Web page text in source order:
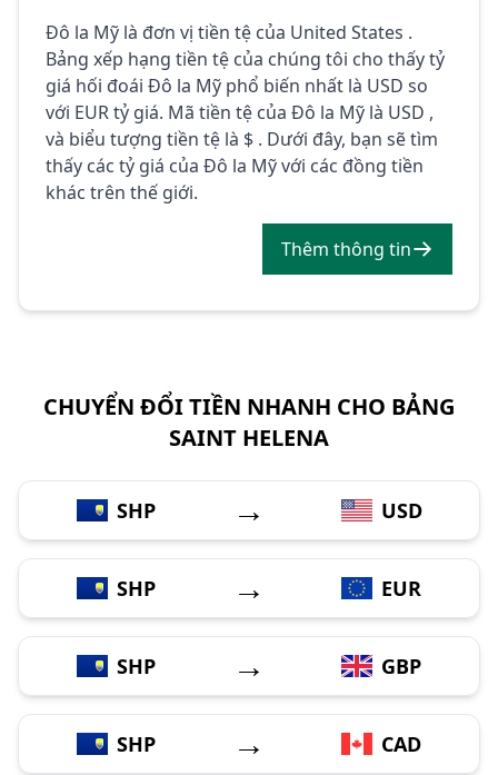
Đô la Mỹ là đơn vị tiền tệ của United States .
Bảng xếp hạng tiền tệ của chúng tôi cho thấy tỷ
giá hối đoái Đô la Mỹ phổ biến nhất là USD so
với EUR tỷ giá. Mã tiền tệ của Đô la Mỹ là USD ,
và biểu tượng tiền tệ là $ . Dưới đây, bạn sẽ tìm
thấy các tỷ giá của Đô la Mỹ với các đồng tiền
khác trên thế giới.
Thêm thông tin
CHUYỂN ĐỔI TIỀN NHANH CHO BẢNG
SAINT HELENA
SHP → USD
SHP → EUR
SHP → GBP
SHP → CAD